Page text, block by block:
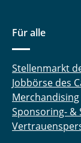
Für alle
Stellenmarkt
Jobbörse des
Merchandising
Sponsoring- &